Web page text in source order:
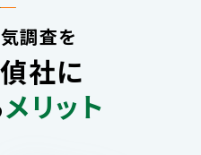
気調査を
社に
メリット